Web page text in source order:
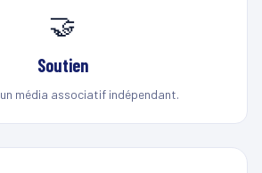
🤝
Soutien
média associatif indépendant.